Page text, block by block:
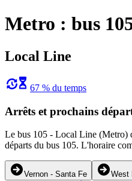
Metro : bus
Local Line
67 % du temps
Arrêts et prochains
Le bus 105 - Local Line (Metro)
départs du bus 105. L'horaire
Vernon - Santa Fe West